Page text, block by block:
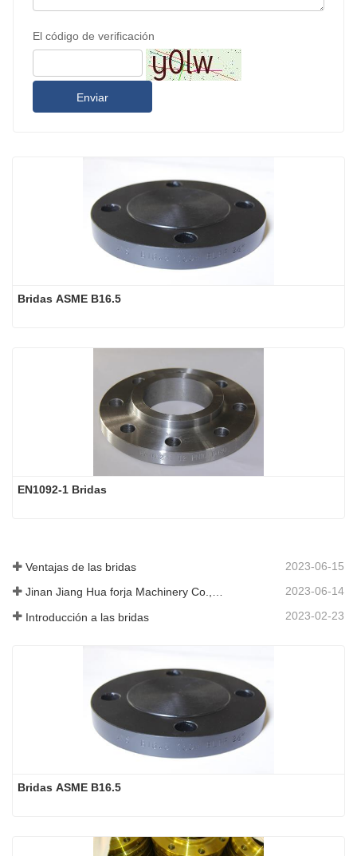
El código de verificación
Enviar
Bridas ASME B16.5
EN1092-1 Bridas
Ventajas de las bridas 2023-06-15
Jinan Jiang Hua forja Machinery Co., Ltd 2023-06-14
Introducción a las bridas 2023-02-23
Bridas ASME B16.5